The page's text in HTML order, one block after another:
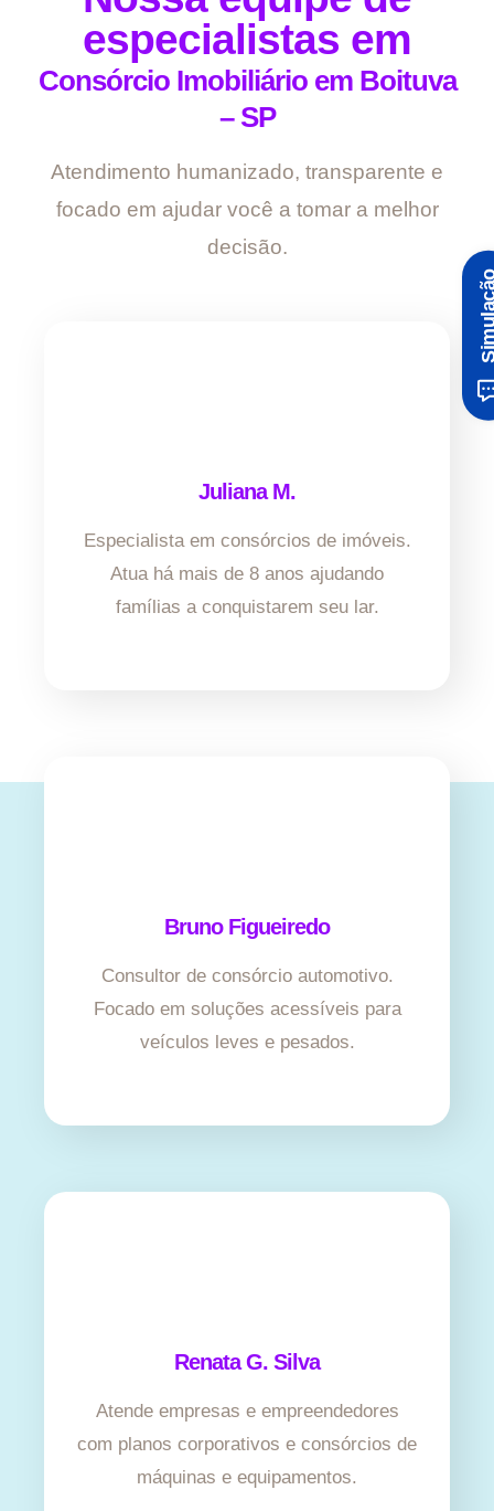
especialistas em
Consórcio Imobiliário em Boituva
– SP
Atendimento humanizado, transparente e
focado em ajudar você a tomar a melhor
decisão.
Juliana M.
Especialista em consórcios de imóveis.
Atua há mais de 8 anos ajudando
famílias a conquistarem seu lar.
Bruno Figueiredo
Consultor de consórcio automotivo.
Focado em soluções acessíveis para
veículos leves e pesados.
Renata G. Silva
Atende empresas e empreendedores
com planos corporativos e consórcios de
máquinas e equipamentos.